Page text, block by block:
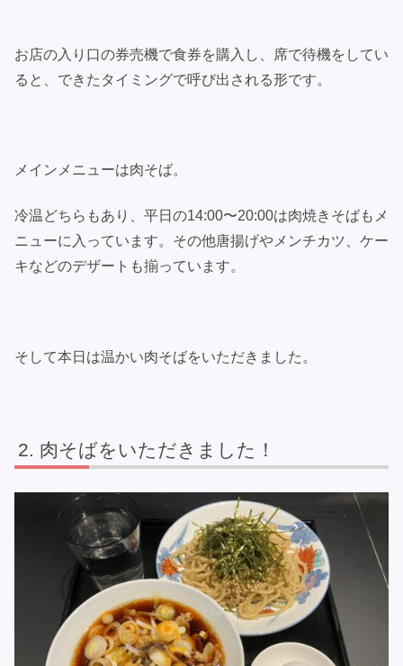
お店の入り口の券売機で食券を購入し、席で待機をしてい
ると、できたタイミングで呼び出される形です。
メインメニューは肉そば。
冷温どちらもあり、平日の14:00〜20:00は肉焼きそばもメ
ニューに入っています。その他唐揚げやメンチカツ、ケー
キなどのデザートも揃っています。
そして本日は温かい肉そばをいただきました。
肉そばをいただきました！